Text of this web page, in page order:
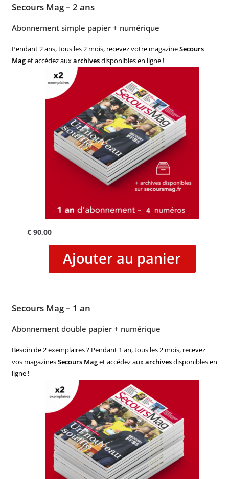
Secours Mag – 2 ans
Abonnement simple papier + numérique
Pendant 2 ans, tous les 2 mois, recevez votre magazineSecours
Maget accédez auxarchivesdisponibles en ligne !
€90,00
Ajouter au panier
Secours Mag – 1 an
Abonnement double papier + numérique
Besoin de 2 exemplaires ? Pendant 1 an, tous les 2 mois, recevez
vos magazinesSecours Maget accédez auxarchivesdisponibles en
ligne !